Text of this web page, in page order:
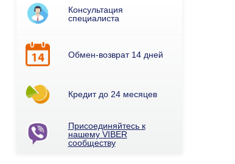
Консультация
специалиста
Обмен-возврат 14 дней
Кредит до 24 месяцев
Присоединяйтесь к
нашему VIBER
сообществу